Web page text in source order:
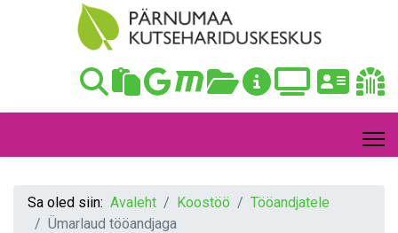
Sa oled siin: Avaleht Koostöö
Tööandjatele
Ümarlaud tööandjaga